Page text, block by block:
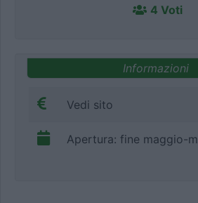
4 Voti
Informazioni
Vedi sito
Apertura: fine maggio-